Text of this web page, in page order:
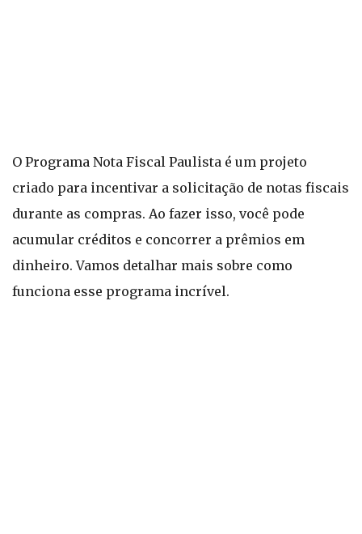
O Programa Nota Fiscal Paulista é um projeto
criado para incentivar a solicitação de notas fiscais
durante as compras. Ao fazer isso, você pode
acumular créditos e concorrer a prêmios em
dinheiro. Vamos detalhar mais sobre como
funciona esse programa incrível.